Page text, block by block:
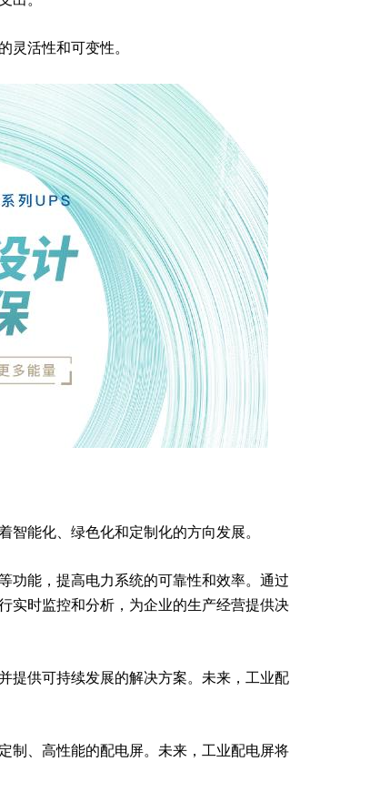
灵活性和可变性。
能化、绿色化和定制化的方向发展。
功能，提高电力系统的可靠性和效率。通过
实时监控和分析，为企业的生产经营提供决
提供可持续发展的解决方案。未来，工业配
制、高性能的配电屏。未来，工业配电屏将